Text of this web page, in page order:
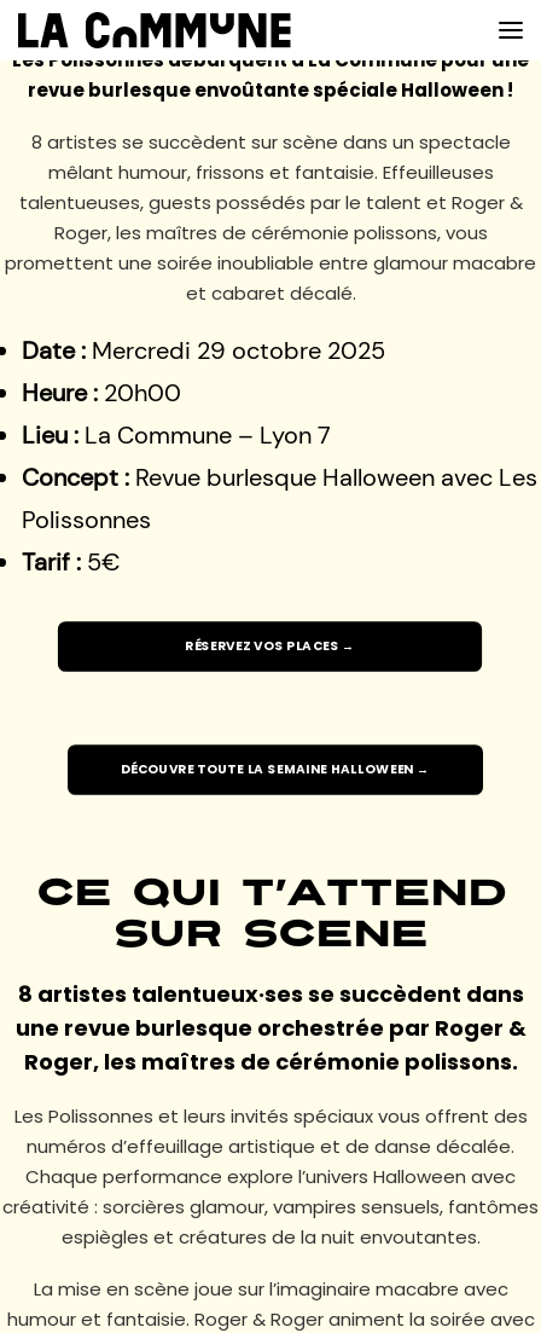
VOIR LA CARTE
CHEFS
PROG’
PRIVATISER
RESERVER
À PROPOS
Les Polissonnes débarquent à La Commune pour une
revue burlesque envoûtante spéciale Halloween !
8 artistes se succèdent sur scène dans un spectacle
mêlant humour, frissons et fantaisie. Effeuilleuses
talentueuses, guests possédés par le talent et Roger &
Roger, les maîtres de cérémonie polissons, vous
promettent une soirée inoubliable entre glamour macabre
et cabaret décalé.
Date : Mercredi 29 octobre 2025
Heure : 20h00
Lieu : La Commune – Lyon 7
Concept : Revue burlesque Halloween avec Les
Polissonnes
Tarif : 5€
RÉSERVEZ VOS PLACES →
DÉCOUVRE TOUTE LA SEMAINE HALLOWEEN →
Ce qui t’attend
sur scène
8 artistes talentueux·ses se succèdent dans
une revue burlesque orchestrée par Roger &
Roger, les maîtres de cérémonie polissons.
Les Polissonnes et leurs invités spéciaux vous offrent des
numéros d’effeuillage artistique et de danse décalée.
Chaque performance explore l’univers Halloween avec
créativité : sorcières glamour, vampires sensuels, fantômes
espiègles et créatures de la nuit envoutantes.
La mise en scène joue sur l’imaginaire macabre avec
humour et fantaisie. Roger & Roger animent la soirée avec